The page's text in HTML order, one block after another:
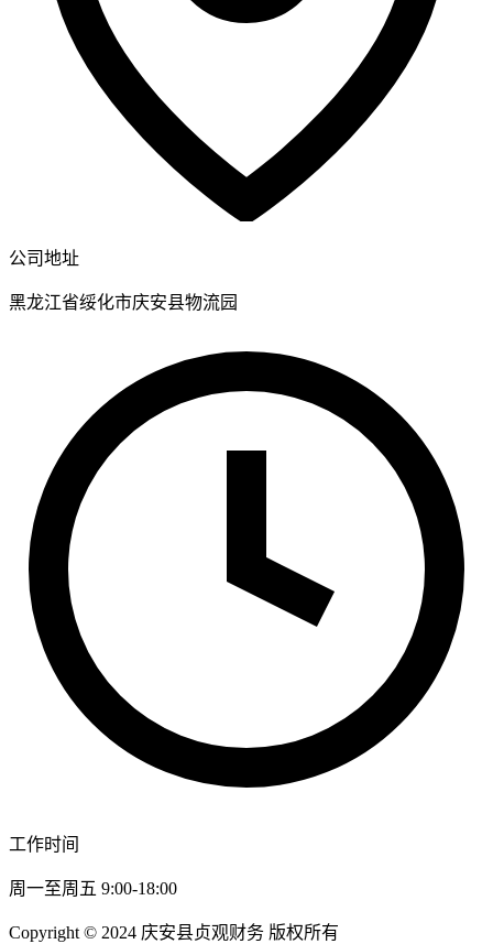
公司地址
黑龙江省绥化市庆安县物流园
工作时间
周一至周五 9:00-18:00
Copyright © 2024 庆安县贞观财务 版权所有